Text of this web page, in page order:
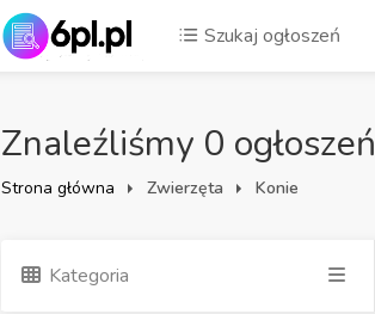
Szukaj ogłoszeń
Znaleźliśmy 0 ogłoszeń
Strona główna Zwierzęta Konie
Kategoria